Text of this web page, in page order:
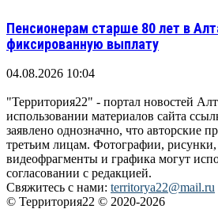
Пенсионерам старше 80 лет в
фиксированную выплату
04.08.2026 10:04
"Территория22" - портал новостей
использовании материалов сайта
заявлено однозначно, что авторские
третьим лицам. Фотографии, рисунки,
видеофрагменты и графика могут
согласовании с редакцией.
Свяжитесь с нами: territorya22@mail.ru
© Территория22 © 2020-2026